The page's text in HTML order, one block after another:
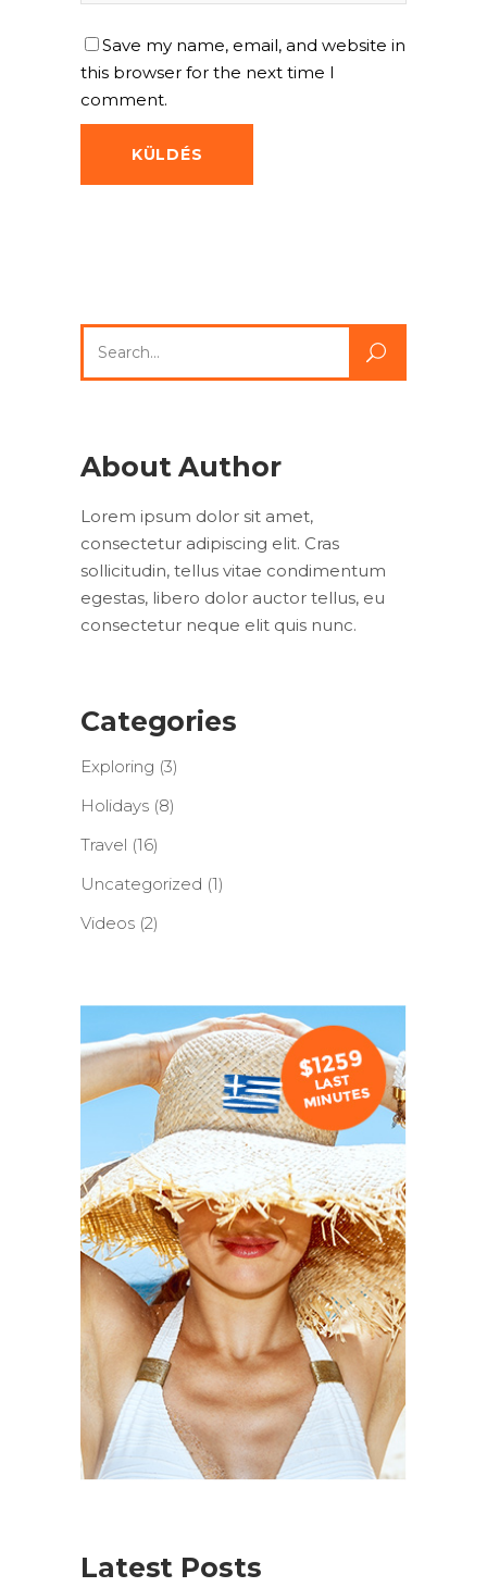
Save my name, email, and website in
this browser for the next time I
comment.
for:
About Author
Lorem ipsum dolor sit amet,
consectetur adipiscing elit. Cras
sollicitudin, tellus vitae condimentum
egestas, libero dolor auctor tellus, eu
consectetur neque elit quis nunc.
Categories
Exploring (3)
Holidays (8)
Travel (16)
Uncategorized (1)
Videos (2)
Latest Posts